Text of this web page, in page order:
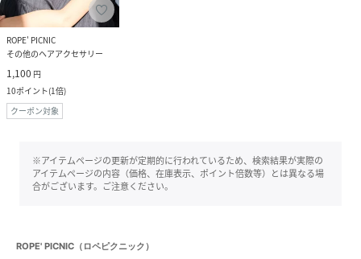
ROPE' PICNIC
その他のヘアアクセサリー
1,100 円
10ポイント(1倍)
クーポン対象
※アイテムページの更新が定期的に行われているため、検索結果が実際の
アイテムページの内容（価格、在庫表示、ポイント倍数等）とは異なる場
合がございます。ご注意ください。
ROPE' PICNIC（ロペピクニック）